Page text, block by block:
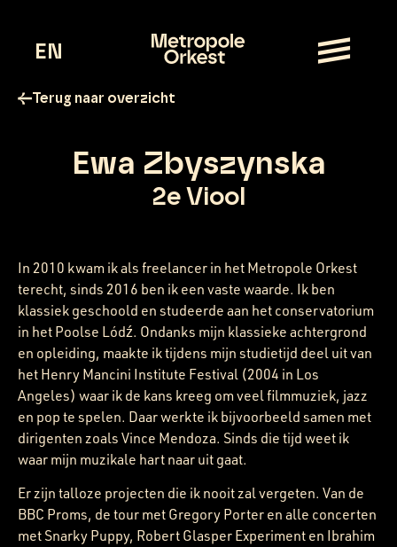
EN
Terug naar overzicht
Ewa Zbyszynska
2e Viool
In 2010 kwam ik als freelancer in het Metropole Orkest
terecht, sinds 2016 ben ik een vaste waarde. Ik ben
klassiek geschoold en studeerde aan het conservatorium
in het Poolse Lódź. Ondanks mijn klassieke achtergrond
en opleiding, maakte ik tijdens mijn studietijd deel uit van
het Henry Mancini Institute Festival (2004 in Los
Angeles) waar ik de kans kreeg om veel filmmuziek, jazz
en pop te spelen. Daar werkte ik bijvoorbeeld samen met
dirigenten zoals Vince Mendoza. Sinds die tijd weet ik
waar mijn muzikale hart naar uit gaat.
Er zijn talloze projecten die ik nooit zal vergeten. Van de
BBC Proms, de tour met Gregory Porter en alle concerten
met Snarky Puppy, Robert Glasper Experiment en Ibrahim